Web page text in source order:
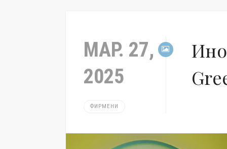
МАР. 27,
2025
ФИРМЕНИ